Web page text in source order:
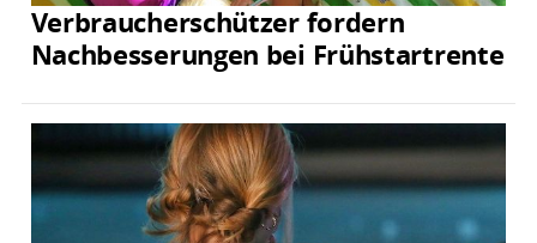
Verbraucherschützer fordern
Nachbesserungen bei Frühstartrente